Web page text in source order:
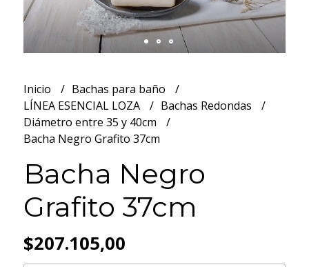
Inicio
Bachas para baño
LÍNEA ESENCIAL LOZA
Bachas Redondas
Diámetro entre 35 y 40cm
Bacha Negro Grafito 37cm
Bacha Negro
Grafito 37cm
$207.105,00